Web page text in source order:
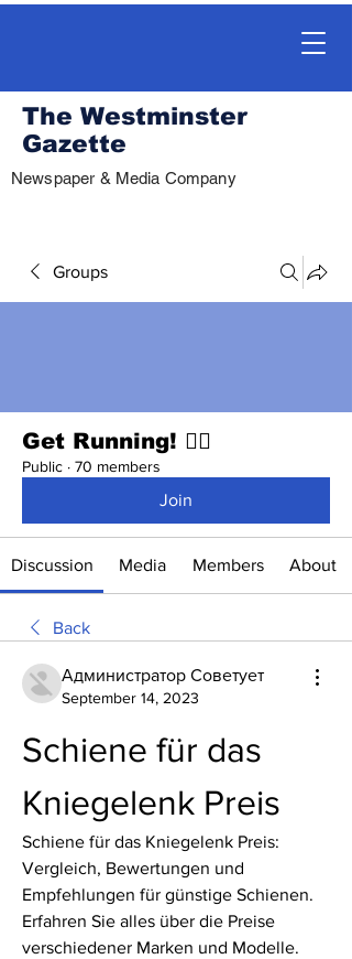
The Westminster
Gazette
Newspaper & Media Company
Groups
Get Running! 🏃‍♀️
Public · 70 members
Join
Discussion Media Members About
Back
Администратор Советует
September 14, 2023
Schiene für das
Kniegelenk Preis
Schiene für das Kniegelenk Preis:
Vergleich, Bewertungen und
Empfehlungen für günstige Schienen.
Erfahren Sie alles über die Preise
verschiedener Marken und Modelle.